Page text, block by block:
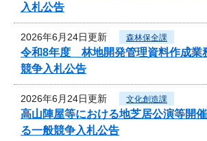
入札公告
2026年6月24日更新 森林保全課
令和8年度 林地開発管理資料作成業
競争入札公告
2026年6月24日更新 文化創造課
高山陣屋等における地芝居公演等開
る一般競争入札公告